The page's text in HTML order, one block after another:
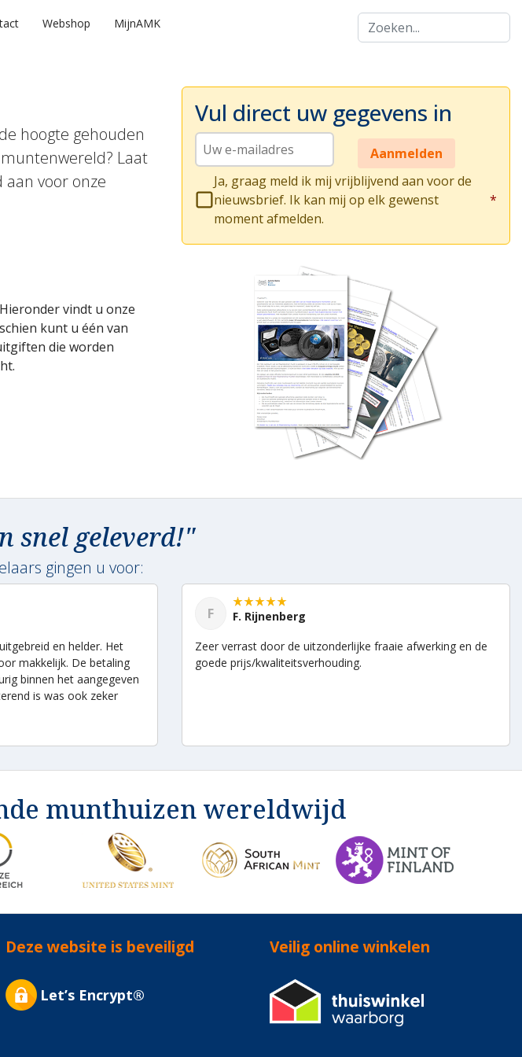
Webshop MijnAMK Zoeken...
hoogte gehouden
Laat
voor onze
Vul direct uw gegevens in
Aanmelden
Ja, graag meld ik mij vrijblijvend aan voor de
nieuwsbrief. Ik kan mij op elk gewenst
moment afmelden.
*
vindt u onze
kunt u één van
die worden
snel geleverd!"
gingen u voor:
en helder. Het
makkelijk. De betaling
binnen het aangegeven
is was ook zeker
F
F. Rijnenberg
Zeer verrast door de uitzonderlijke fraaie afwerking en de
goede prijs/kwaliteitsverhouding.
munthuizen wereldwijd
Deze website is beveiligd
Let’s Encrypt®
Veilig online winkelen